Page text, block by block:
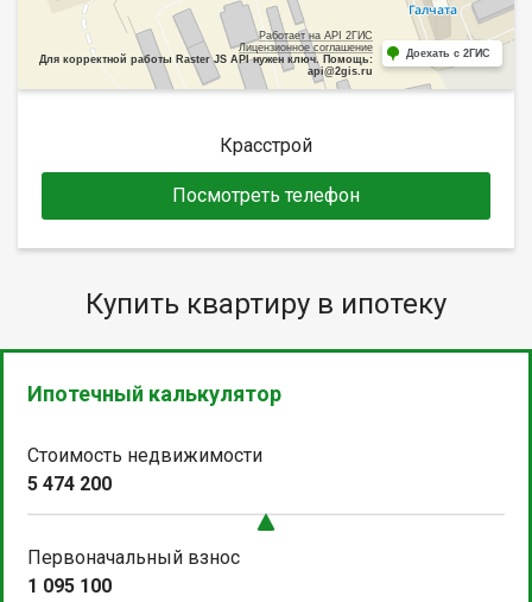
Работает на API 2ГИС
Лицензионное соглашение
Для корректной работы Raster JS API нужен ключ. Помощь:
api@2gis.ru
Доехать с 2ГИС
Красстрой
Посмотреть телефон
Купить квартиру в ипотеку
Ипотечный калькулятор
Стоимость недвижимости
5 474 200
Первоначальный взнос
1 095 100